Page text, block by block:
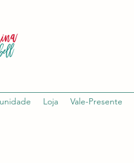
Loja Vale-Presente